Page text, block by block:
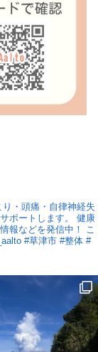
り・頭痛・自律神経失
ポートします。
健康
報などを発信中！
こ
#草津市 #整体 #